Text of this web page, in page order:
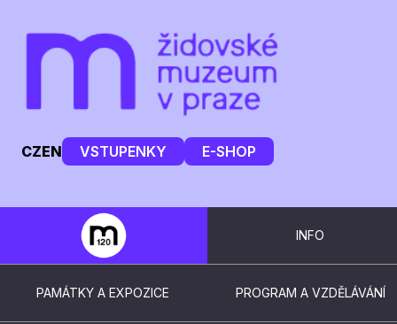
CZEN VSTUPENKY E-SHOP
INFO
PAMÁTKY A EXPOZICE PROGRAM A VZDĚLÁVÁNÍ